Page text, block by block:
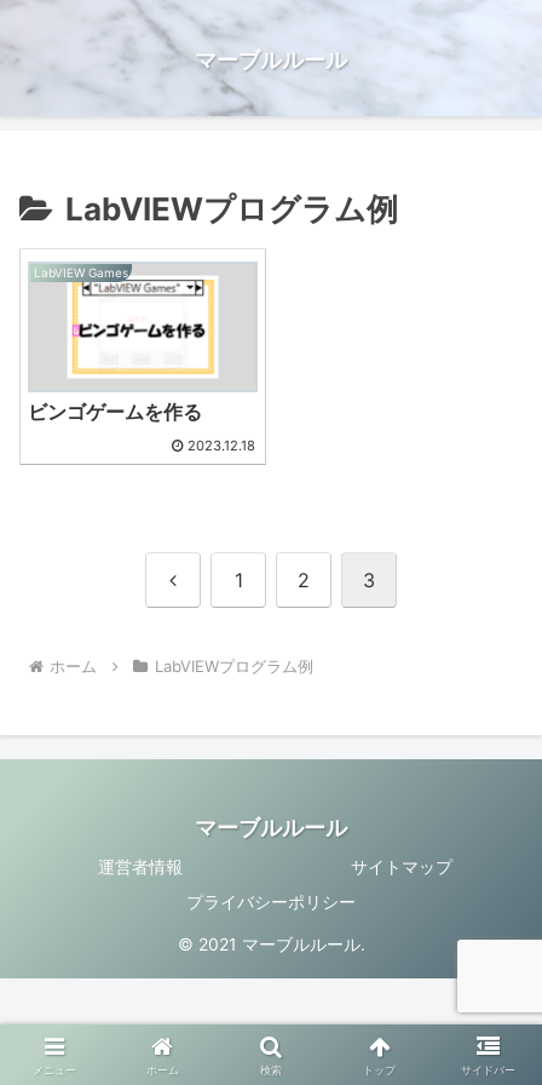
マーブルルール
LabVIEWプログラム例
LabVIEW Games
ビンゴゲームを作る
2023.12.18
前 1 2 3
ホーム LabVIEWプログラム例
マーブルルール
運営者情報
サイトマップ
プライバシーポリシー
© 2021 マーブルルール.
メニュー ホーム 検索 トップ サイドバー